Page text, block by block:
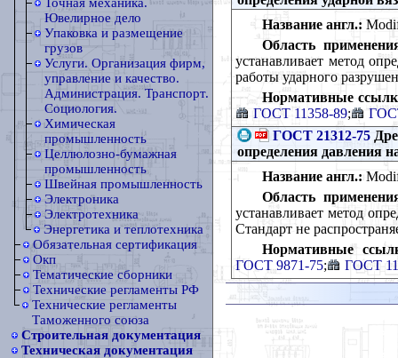
Ювелирное дело
Упаковка и размещение
грузов
Услуги. Организация фирм,
управление и качество.
Администрация. Транспорт.
Социология.
Химическая
промышленность
Целлюлозно-бумажная
промышленность
Швейная промышленность
Электроника
Электротехника
Энергетика и теплотехника
Обязательная сертификация
Окп
Тематические сборники
Технические регламенты РФ
Технические регламенты
Таможенного союза
Строительная документация
Техническая документация
Название англ.:
Область
устанавливает метод
работы ударного
Нормативные
ГОСТ 11358-89;
ГОСТ 21312-75
определения давления
Название англ.:
Область
устанавливает метод
Стандарт не
Нормативные
ГОСТ 9871-75; ГОСТ